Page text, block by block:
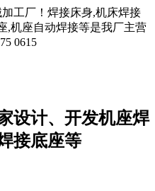
工厂！焊接床身,机床焊接
,机座自动焊接等是我厂主营
0615
设计、开发机座焊
接底座等